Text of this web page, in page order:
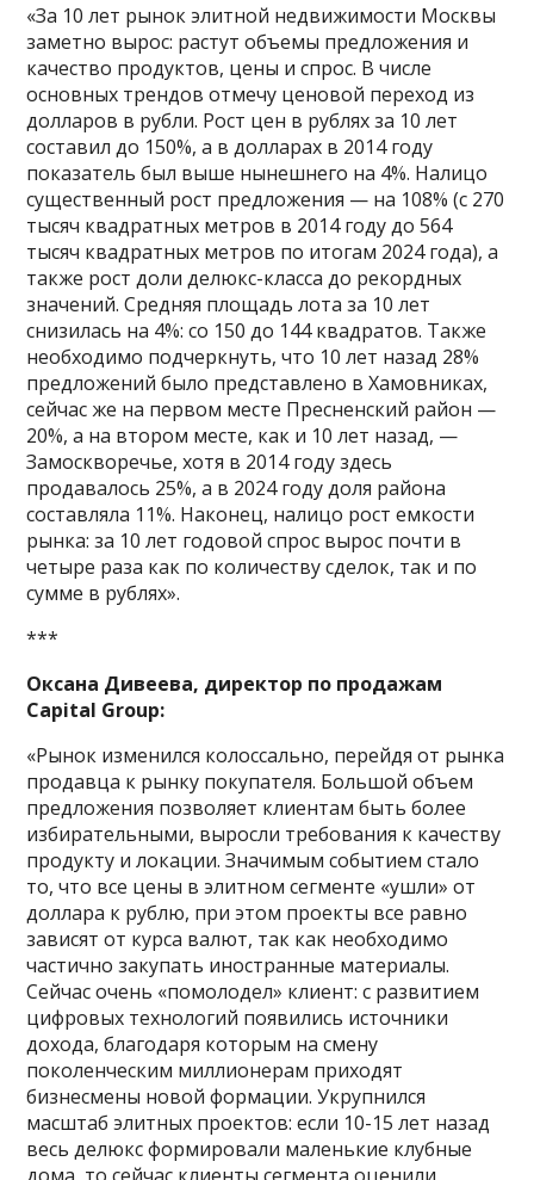
«За 10 лет рынок элитной недвижимости Москвы
заметно вырос: растут объемы предложения и
качество продуктов, цены и спрос. В числе
основных трендов отмечу ценовой переход из
долларов в рубли. Рост цен в рублях за 10 лет
составил до 150%, а в долларах в 2014 году
показатель был выше нынешнего на 4%. Налицо
существенный рост предложения — на 108% (с 270
тысяч квадратных метров в 2014 году до 564
тысяч квадратных метров по итогам 2024 года), а
также рост доли делюкс-класса до рекордных
значений. Средняя площадь лота за 10 лет
снизилась на 4%: со 150 до 144 квадратов. Также
необходимо подчеркнуть, что 10 лет назад 28%
предложений было представлено в Хамовниках,
сейчас же на первом месте Пресненский район —
20%, а на втором месте, как и 10 лет назад, —
Замоскворечье, хотя в 2014 году здесь
продавалось 25%, а в 2024 году доля района
составляла 11%. Наконец, налицо рост емкости
рынка: за 10 лет годовой спрос вырос почти в
четыре раза как по количеству сделок, так и по
сумме в рублях».
***
Оксана Дивеева, директор по продажам
Capital Group:
«Рынок изменился колоссально, перейдя от рынка
продавца к рынку покупателя. Большой объем
предложения позволяет клиентам быть более
избирательными, выросли требования к качеству
продукту и локации. Значимым событием стало
то, что все цены в элитном сегменте «ушли» от
доллара к рублю, при этом проекты все равно
зависят от курса валют, так как необходимо
частично закупать иностранные материалы.
Сейчас очень «помолодел» клиент: с развитием
цифровых технологий появились источники
дохода, благодаря которым на смену
поколенческим миллионерам приходят
бизнесмены новой формации. Укрупнился
масштаб элитных проектов: если 10-15 лет назад
весь делюкс формировали маленькие клубные